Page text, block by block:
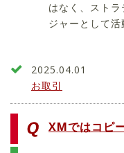
はなく、スト
ジャーとして活
2025.04.01
お取引
XMではコピ